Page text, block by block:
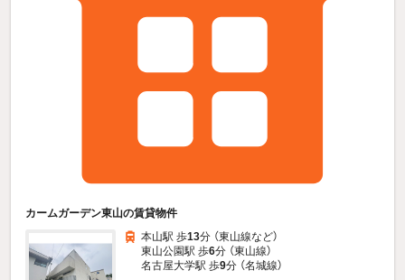
カームガーデン東山の賃貸物件
本山駅 歩13分 （東山線など）
東山公園駅 歩6分 （東山線）
名古屋大学駅 歩9分 （名城線）